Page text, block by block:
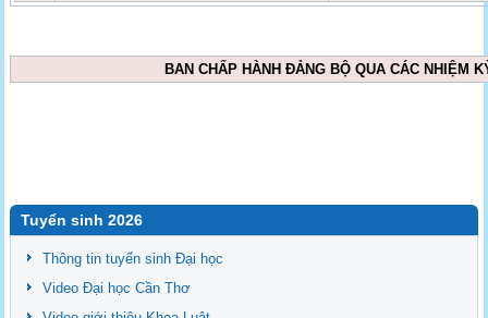
BAN CHẤP HÀNH ĐẢNG BỘ QUA CÁC NHIỆM
Tuyển sinh 2026
Thông tin tuyển sinh Đại học
Video Đại học Cần Thơ